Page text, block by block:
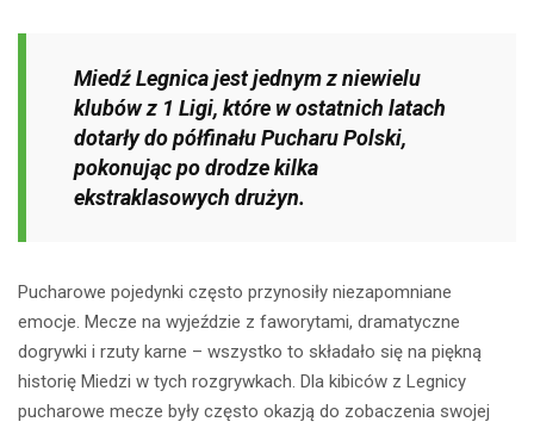
Miedź Legnica jest jednym z niewielu
klubów z 1 Ligi, które w ostatnich latach
dotarły do półfinału Pucharu Polski,
pokonując po drodze kilka
ekstraklasowych drużyn.
Pucharowe pojedynki często przynosiły niezapomniane
emocje. Mecze na wyjeździe z faworytami, dramatyczne
dogrywki i rzuty karne – wszystko to składało się na piękną
historię Miedzi w tych rozgrywkach. Dla kibiców z Legnicy
pucharowe mecze były często okazją do zobaczenia swojej